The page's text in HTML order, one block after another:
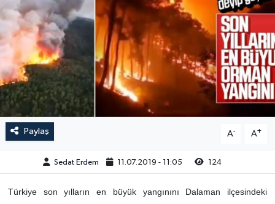
Paylaş A- A+
Sedat Erdem 11.07.2019 - 11:05 124
Türkiye son yılların en büyük yangınını Dalaman ilçesindeki